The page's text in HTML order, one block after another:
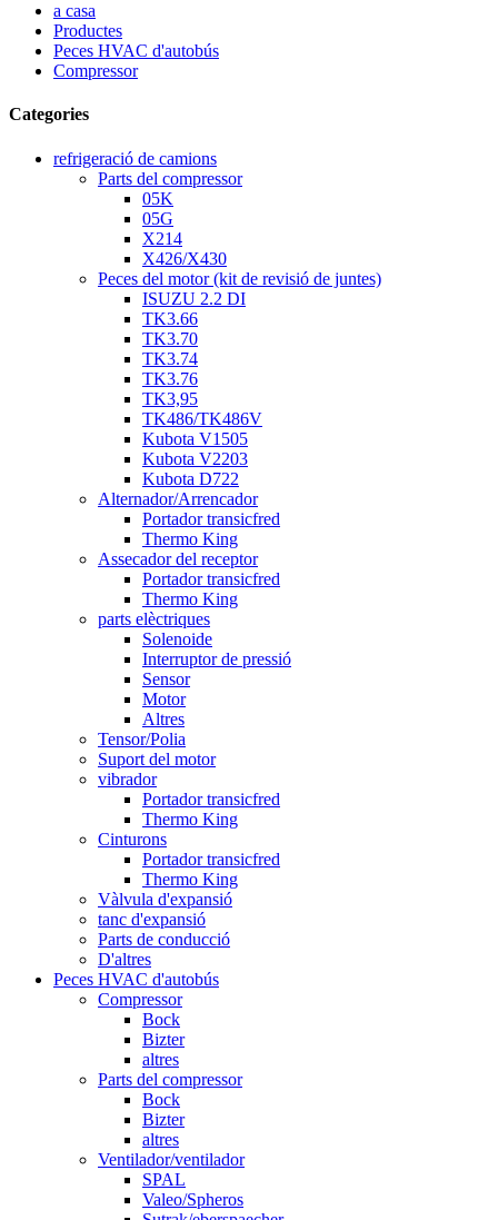
a casa
Productes
Peces HVAC d'autobús
Compressor
Categories
refrigeració de camions
Parts del compressor
05K
05G
X214
X426/X430
Peces del motor (kit de revisió de juntes)
ISUZU 2.2 DI
TK3.66
TK3.70
TK3.74
TK3.76
TK3,95
TK486/TK486V
Kubota V1505
Kubota V2203
Kubota D722
Alternador/Arrencador
Portador transicfred
Thermo King
Assecador del receptor
Portador transicfred
Thermo King
parts elèctriques
Solenoide
Interruptor de pressió
Sensor
Motor
Altres
Tensor/Polia
Suport del motor
vibrador
Portador transicfred
Thermo King
Cinturons
Portador transicfred
Thermo King
Vàlvula d'expansió
tanc d'expansió
Parts de conducció
D'altres
Peces HVAC d'autobús
Compressor
Bock
Bizter
altres
Parts del compressor
Bock
Bizter
altres
Ventilador/ventilador
SPAL
Valeo/Spheros